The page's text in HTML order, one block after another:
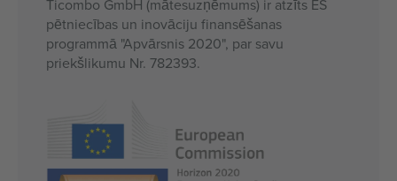
Ticombo GmbH (mātesuzņēmums) ir atzīts ES
pētniecības un inovāciju finansēšanas
programmā "Apvārsnis 2020", par savu
priekšlikumu Nr. 782393.